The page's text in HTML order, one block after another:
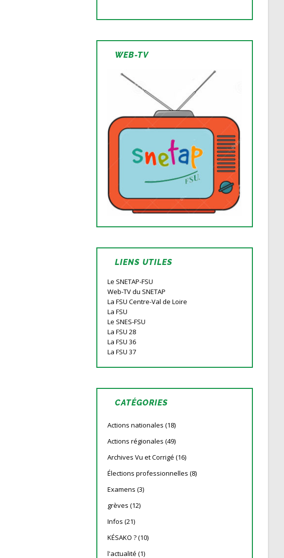
WEB-TV
LIENS UTILES
Le SNETAP-FSU
Web-TV du SNETAP
La FSU Centre-Val de Loire
La FSU
Le SNES-FSU
La FSU 28
La FSU 36
La FSU 37
CATÉGORIES
Actions nationales (18)
Actions régionales (49)
Archives Vu et Corrigé (16)
Élections professionnelles (8)
Examens (3)
grèves (12)
Infos (21)
KÉSAKO ?(10)
l'actualité (1)